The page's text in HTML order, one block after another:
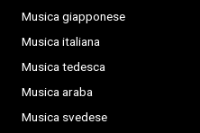
Musica giapponese
Musica italiana
Musica tedesca
Musica araba
Musica svedese